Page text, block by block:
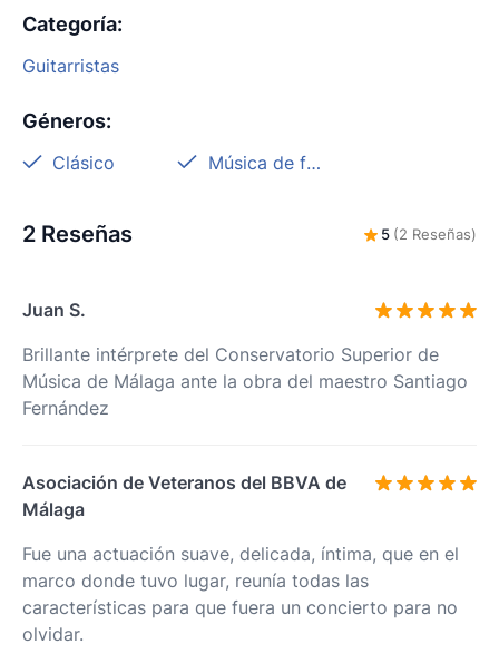
Categoría:
Guitarristas
Géneros:
Clásico Música de fondo
2 Reseñas 5 (2 Reseñas)
Juan S.
Brillante intérprete del Conservatorio Superior de
Música de Málaga ante la obra del maestro Santiago
Fernández
Asociación de Veteranos del BBVA de
Málaga
Fue una actuación suave, delicada, íntima, que en el
marco donde tuvo lugar, reunía todas las
características para que fuera un concierto para no
olvidar.